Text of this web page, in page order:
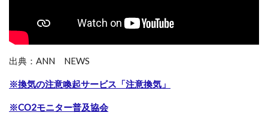
出典：ANN NEWS
※換気の注意喚起サービス「注意換気」
※CO2モニター普及協会